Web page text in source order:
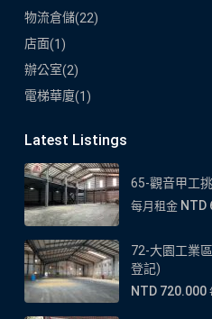
物流倉儲(22)
店面(1)
辦公室(2)
電梯華廈(1)
Latest Listings
65-觀音甲工
每月租金 NTD
72-大園工業
登記)
NTD 720.000